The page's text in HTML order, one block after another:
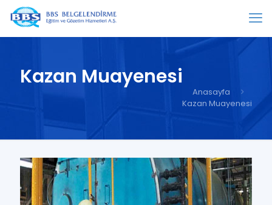
Kazan Muayenesi
Anasayfa
Kazan Muayenesi